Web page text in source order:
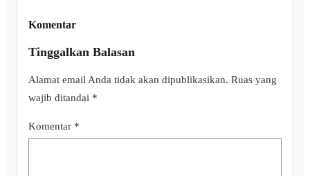
Komentar
Tinggalkan Balasan
Alamat email Anda tidak akan dipublikasikan. Ruas yang
wajib ditandai *
Komentar *